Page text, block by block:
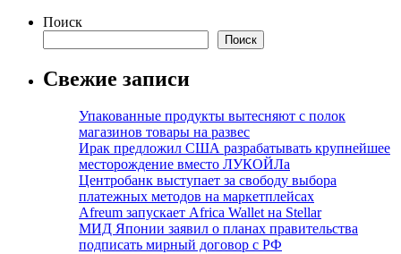
Поиск
Поиск
Свежие записи
Упакованные продукты вытесняют с полок
магазинов товары на развес
Ирак предложил США разрабатывать крупнейшее
месторождение вместо ЛУКОЙЛа
Центробанк выступает за свободу выбора
платежных методов на маркетплейсах
Afreum запускает Africa Wallet на Stellar
МИД Японии заявил о планах правительства
подписать мирный договор с РФ